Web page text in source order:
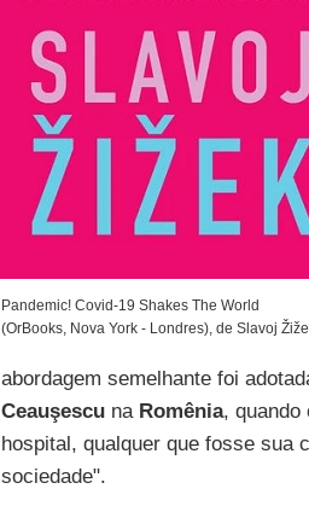
Pandemic! Covid-19 Shakes The World
(OrBooks, Nova York - Londres), de Slavoj
abordagem semelhante foi
Ceauşescuna Romênia, quando
hospital, qualquer que fosse sua
sociedade".